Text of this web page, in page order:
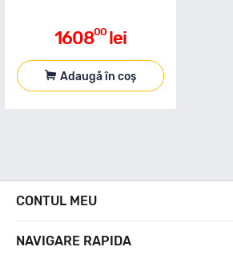
160800 lei
Adaugă în coș
CONTUL MEU
NAVIGARE RAPIDA